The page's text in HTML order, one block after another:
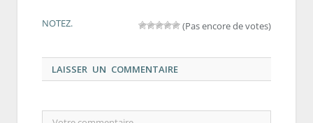
NOTEZ. (Pas encore de votes)
LAISSER UN COMMENTAIRE